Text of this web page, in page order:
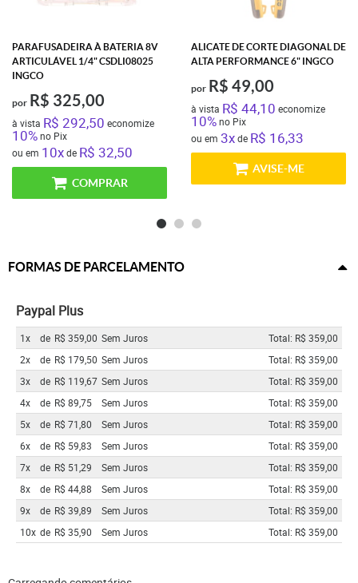
PARAFUSADEIRA À BATERIA 8V
ARTICULÁVEL 1/4" CSDLI08025
INGCO
por R$ 325,00
à vista R$ 292,50 economize
10%no Pix
ou em 10xde R$ 32,50
COMPRAR
ALICATE DE CORTE DIAGONAL DE
ALTA PERFORMANCE 6" INGCO
por R$ 49,00
à vista R$ 44,10 economize
10%no Pix
ou em 3xde R$ 16,33
AVISE-ME
FORMAS DE PARCELAMENTO
Paypal Plus
1x de R$ 359,00 Sem Juros
Total: R$ 359,00
2x
de R$ 179,50 Sem Juros
Total: R$ 359,00
3x
de R$ 119,67 Sem Juros
Total: R$ 359,00
4x
de R$ 89,75 Sem Juros
Total: R$ 359,00
5x
de R$ 71,80 Sem Juros
Total: R$ 359,00
6x
de R$ 59,83 Sem Juros
Total: R$ 359,00
7x
de R$ 51,29 Sem Juros
Total: R$ 359,00
8x
de R$ 44,88 Sem Juros
Total: R$ 359,00
9x
de R$ 39,89 Sem Juros
Total: R$ 359,00
10x de R$ 35,90 Sem Juros Total: R$ 359,00